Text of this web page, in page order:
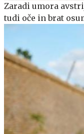
Zaradi umora
tudi oče in brat